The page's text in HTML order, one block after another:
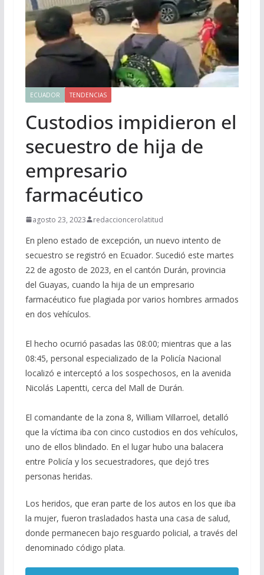
ECUADOR TENDENCIAS
Custodios impidieron el
secuestro de hija de
empresario
farmacéutico
agosto 23, 2023 redaccioncerolatitud
En pleno estado de excepción, un nuevo intento de
secuestro se registró en Ecuador. Sucedió este martes
22 de agosto de 2023, en el cantón Durán, provincia
del Guayas, cuando la hija de un empresario
farmacéutico fue plagiada por varios hombres armados
en dos vehículos.
El hecho ocurrió pasadas las 08:00; mientras que a las
08:45, personal especializado de la Policía Nacional
localizó e interceptó a los sospechosos, en la avenida
Nicolás Lapentti, cerca del Mall de Durán.
El comandante de la zona 8, William Villarroel, detalló
que la víctima iba con cinco custodios en dos vehículos,
uno de ellos blindado. En el lugar hubo una balacera
entre Policía y los secuestradores, que dejó tres
personas heridas.
Los heridos, que eran parte de los autos en los que iba
la mujer, fueron trasladados hasta una casa de salud,
donde permanecen bajo resguardo policial, a través del
denominado código plata.